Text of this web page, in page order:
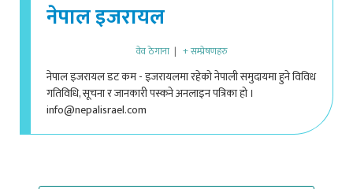
नेपाल इजरायल
वेव ठेगाना | + सम्प्रेषणहरु
नेपाल इजरायल डट कम - इजरायलमा रहेको नेपाली समुदायमा हुने विविध
गतिविधि, सूचना र जानकारी पस्कने अनलाइन पत्रिका हो ।
info@nepalisrael.com